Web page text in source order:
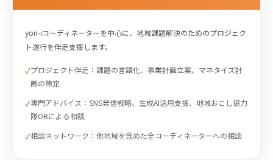
yori-iコーディネーターを中心に、地域課題解決のためのプロジェク
ト遂行を伴走支援します。
プロジェクト伴走：課題の言語化、事業計画立案、マネタイズ計
画の策定
専門アドバイス：SNS発信戦略、生成AI活用支援、地域おこし協力
隊OBによる相談
相談ネットワーク：他地域を含めた全コーディネーターへの相談